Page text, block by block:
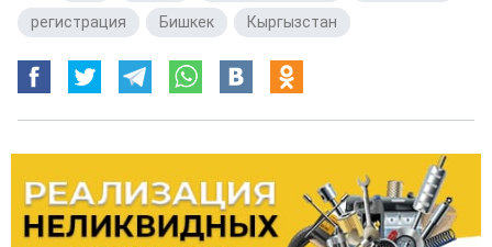
регистрация
Бишкек Кыргызстан